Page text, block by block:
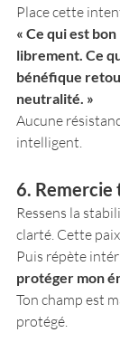
Place cette
« Ce qui est
librement. Ce
bénéfique
neutralité. »
Aucune
intelligent.
6.
Ressens la
clarté. Cette paix.
Puis répète
protéger mon
Ton champ est
protégé.